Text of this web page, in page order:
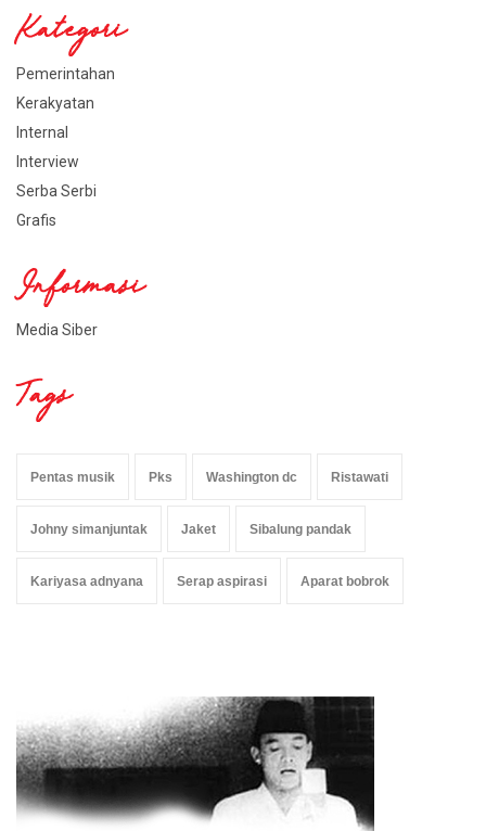
Kategori
Pemerintahan
Kerakyatan
Internal
Interview
Serba Serbi
Grafis
Informasi
Media Siber
Tags
Pentas musik Pks Washington dc Ristawati
Johny simanjuntak Jaket Sibalung pandak
Kariyasa adnyana Serap aspirasi Aparat bobrok